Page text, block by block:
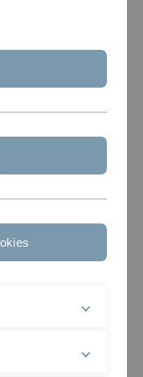
Jochen
am
am
Ulm
Ulm